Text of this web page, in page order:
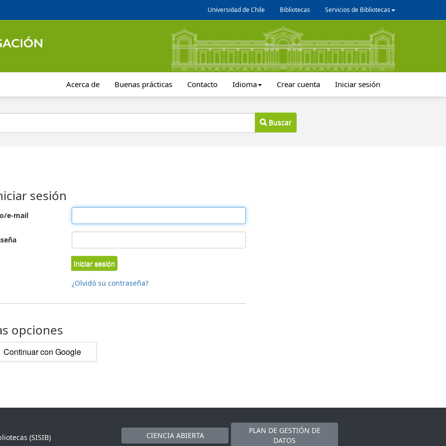
Universidad de Chile Bibliotecas Servicios de Bibliotecas
Acerca de Buenas prácticas Contacto Idioma Crear cuenta Iniciar sesión
Buscar
sesión
e-mail
Iniciar sesión
¿Olvidó su contraseña?
opciones
Continuar con Google
(SISIB)
CIENCIA ABIERTA
PLAN DE GESTIÓN DE
DATOS